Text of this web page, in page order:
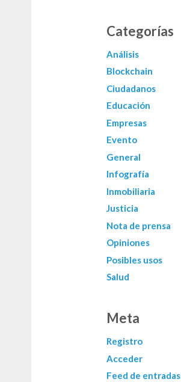
Categorías
Análisis
Blockchain
Ciudadanos
Educación
Empresas
Evento
General
Infografía
Inmobiliaria
Justicia
Nota de prensa
Opiniones
Posibles usos
Salud
Meta
Registro
Acceder
Feed de entradas